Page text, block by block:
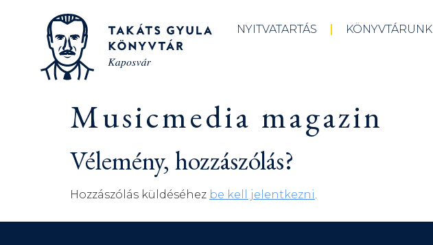
NYITVATARTÁS KÖNYVTÁRUNK
Musicmedia magazin
Vélemény, hozzászólás?
Hozzászólás küldéséhez be kell jelentkezni.